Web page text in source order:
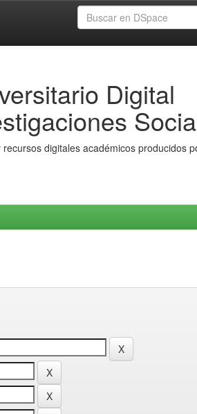
Digital
digitales académicos producidos